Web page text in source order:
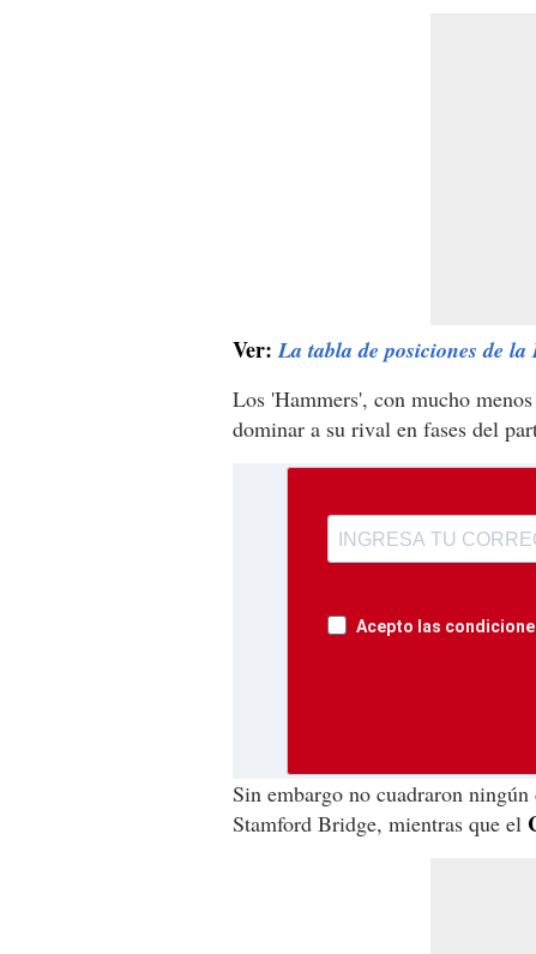
Ver:La tabla de posiciones de la
Los 'Hammers', con mucho
dominar a su rival en fases del
Acepto las
Sin embargo no cuadraron
Stamford Bridge, mientras que el